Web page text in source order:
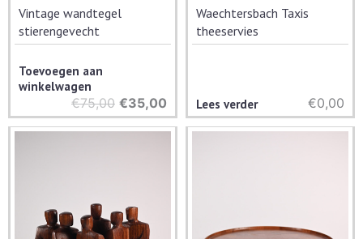
Vintage wandtegel
stierengevecht
Toevoegen aan
winkelwagen
€75,00 Oorspronkelijke
prijs
€35,00 Huidige
prijs
Waechtersbach Taxis
theeservies
Lees verder €0,00